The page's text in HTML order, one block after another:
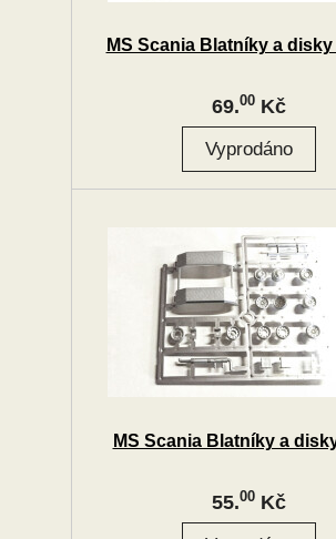
MS Scania Blatníky a
69.00Kč
MS Scania Blatníky a
55.00Kč